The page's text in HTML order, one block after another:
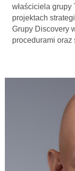
właściciela grupy
projektach
Grupy Discovery
procedurami oraz